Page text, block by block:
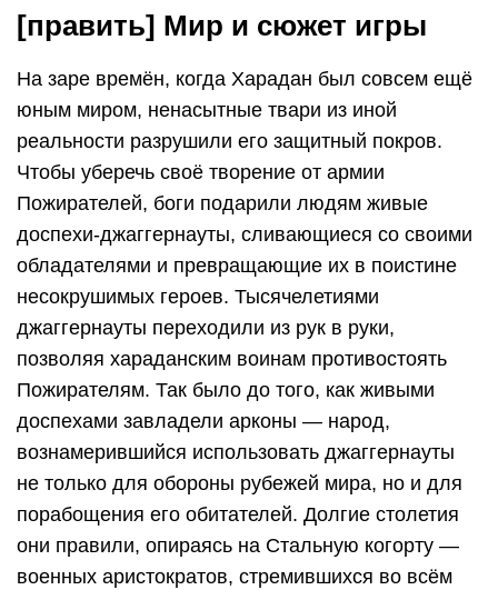
[править] Мир и сюжет игры
На заре времён, когда Харадан был совсем ещё
юным миром, ненасытные твари из иной
реальности разрушили его защитный покров.
Чтобы уберечь своё творение от армии
Пожирателей, боги подарили людям живые
доспехи-джаггернауты, сливающиеся со своими
обладателями и превращающие их в поистине
несокрушимых героев. Тысячелетиями
джаггернауты переходили из рук в руки,
позволяя хараданским воинам противостоять
Пожирателям. Так было до того, как живыми
доспехами завладели арконы — народ,
вознамерившийся использовать джаггернауты
не только для обороны рубежей мира, но и для
порабощения его обитателей. Долгие столетия
они правили, опираясь на Стальную когорту —
военных аристократов, стремившихся во всём